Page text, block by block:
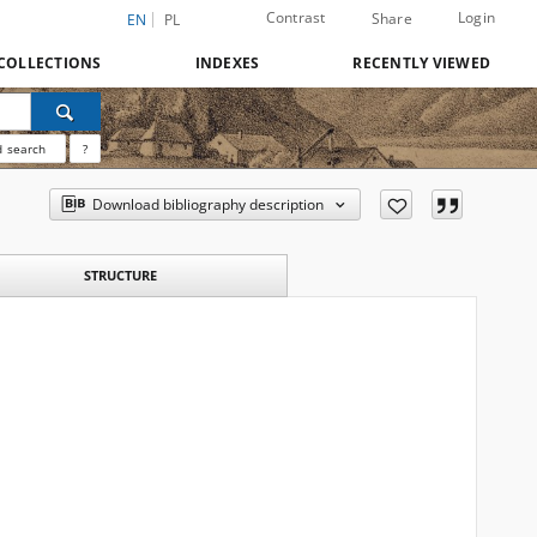
EN PL Contrast Share Login
INDEXES RECENTLY VIEWED
search ?
Download bibliography description
STRUCTURE